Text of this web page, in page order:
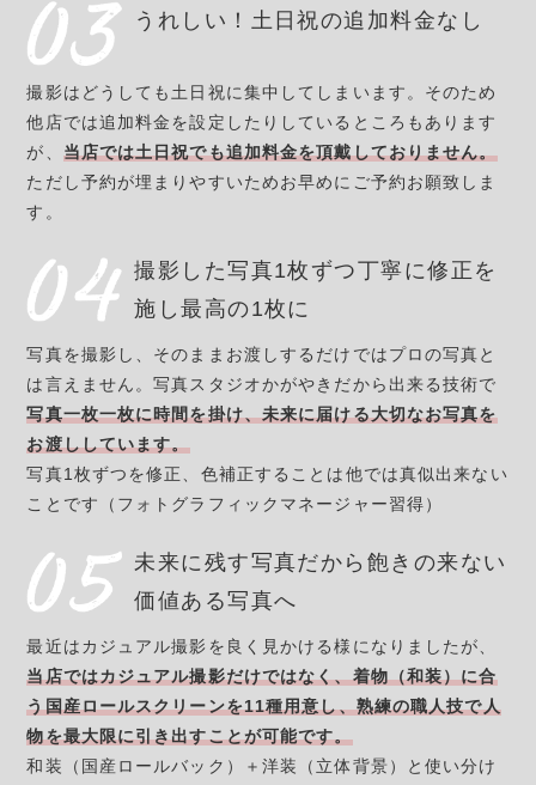
うれしい！土日祝の追加料金なし
撮影はどうしても土日祝に集中してしまいます。そのため
他店では追加料金を設定したりしているところもあります
が、 当店では土日祝でも追加料金を頂戴しておりません。
ただし予約が埋まりやすいためお早めにご予約お願致しま
す。
撮影した写真1枚ずつ丁寧に修正を
施し最高の1枚に
写真を撮影し、そのままお渡しするだけではプロの写真と
は言えません。写真スタジオかがやきだから出来る技術で
写真一枚一枚に時間を掛け、未来に届ける大切なお写真を
お渡ししています。
写真1枚ずつを修正、色補正することは他では真似出来ない
ことです（フォトグラフィックマネージャー習得）
未来に残す写真だから 飽きの来ない
価値ある写真へ
最近はカジュアル撮影を良く見かける様になりましたが、
当店ではカジュアル撮影だけではなく、着物（和装）に合
う国産ロールスクリーンを11種用意し、熟練の職人技で人
物を最大限に引き出すことが可能です。
和装（国産ロールバック）＋洋装（立体背景）と使い分け